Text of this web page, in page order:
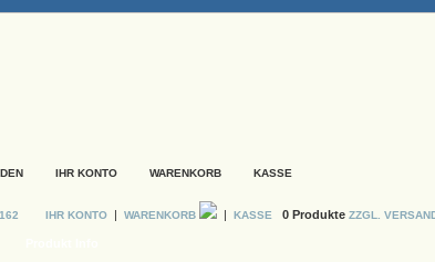
IHR KONTO WARENKORB KASSE
IHR KONTO | WARENKORB | KASSE 0 Produkte ZZGL.